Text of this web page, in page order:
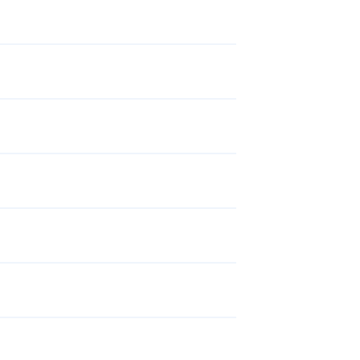
Indonesië. Ze hebben nog veel meer